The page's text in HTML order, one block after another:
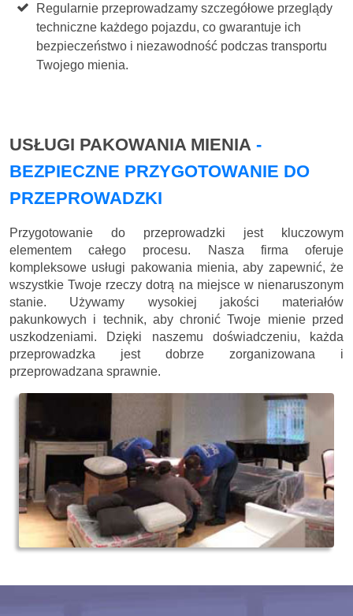
Regularnie przeprowadzamy szczegółowe przeglądy
techniczne każdego pojazdu, co gwarantuje ich
bezpieczeństwo i niezawodność podczas transportu
Twojego mienia.
USŁUGI PAKOWANIA MIENIA -
BEZPIECZNE PRZYGOTOWANIE DO
PRZEPROWADZKI
Przygotowanie do przeprowadzki jest kluczowym
elementem całego procesu. Nasza firma oferuje
kompleksowe usługi pakowania mienia, aby zapewnić, że
wszystkie Twoje rzeczy dotrą na miejsce w nienaruszonym
stanie. Używamy wysokiej jakości materiałów
pakunkowych i technik, aby chronić Twoje mienie przed
uszkodzeniami. Dzięki naszemu doświadczeniu, każda
przeprowadzka jest dobrze zorganizowana i
przeprowadzana sprawnie.